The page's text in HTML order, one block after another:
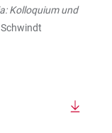
Kolloquium und